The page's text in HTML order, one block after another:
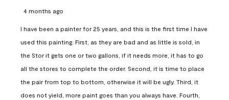
4 months ago
I have been a painter for 25 years, and this is the first time I have
used this painting. First, as they are bad and as little is sold, in
the Stor it gets one or two gallons, if it needs more, it has to go
all the stores to complete the order. Second, it is time to place
the pair from top to bottom, otherwise it will be ugly. Third, it
does not yield, more paint goes than you always have. Fourth,